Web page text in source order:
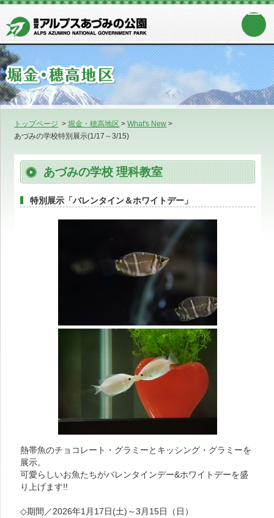
トップページ > 堀金・穂高地区 > What's New >
あづみの学校特別展示(1/17～3/15)
あづみの学校 理科教室
特別展示「バレンタイン＆ホワイトデー」
熱帯魚のチョコレート・グラミーとキッシング・グラミーを
展示。
可愛らしいお魚たちがバレンタインデー&ホワイトデーを盛
り上げます!!
◇期間／2026年1月17日(土)～3月15日（日）